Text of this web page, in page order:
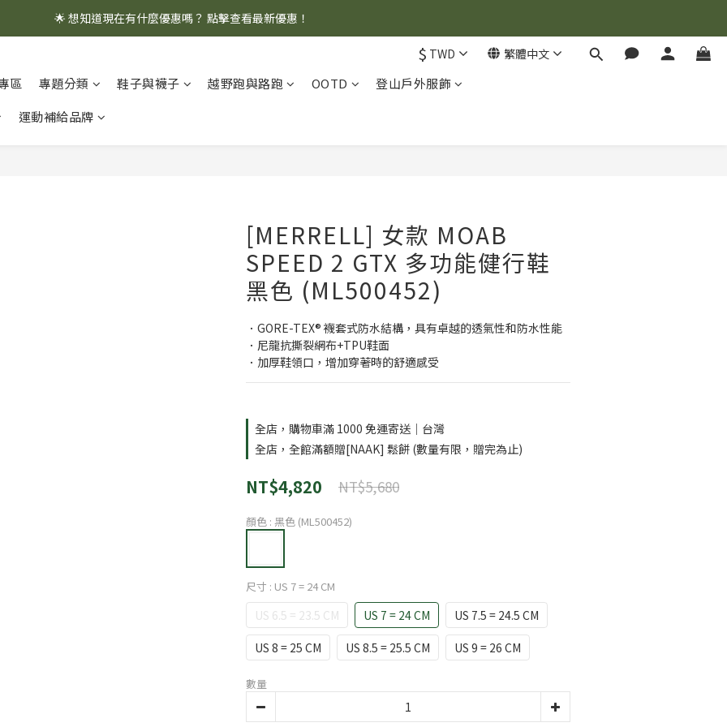
🌟 想知道現在有什麼優惠嗎？ 點擊查看最新優惠！
🌟 想知道現在有什麼優惠嗎？ 點擊查看最新優惠！
🌟 想知道現在有什麼優惠嗎？ 點擊查看最新優惠！
$ TWD 繁體中文
區 專題分類 鞋子與襪子 越野跑與路跑 OOTD
登山戶外服飾
運動補給品牌
[MERRELL] 女款 MOAB
SPEED 2 GTX 多功能健行鞋
黑色 (ML500452)
．GORE-TEX® 襪套式防水結構，具有卓越的透氣性和防水性能
．尼龍抗撕裂網布+TPU鞋面
．加厚鞋領口，增加穿著時的舒適感受
全店，購物車滿 1000 免運寄送｜台灣
全店，全館滿額贈[NAAK] 鬆餅 (數量有限，贈完為止)
NT$4,820 NT$5,680
顏色 : 黑色 (ML500452)
尺寸 : US 7 = 24 CM
US 6.5 = 23.5 CM US 7 = 24 CM
US 7.5 = 24.5 CM
US 8 = 25 CM
US 8.5 = 25.5 CM US 9 = 26 CM
數量